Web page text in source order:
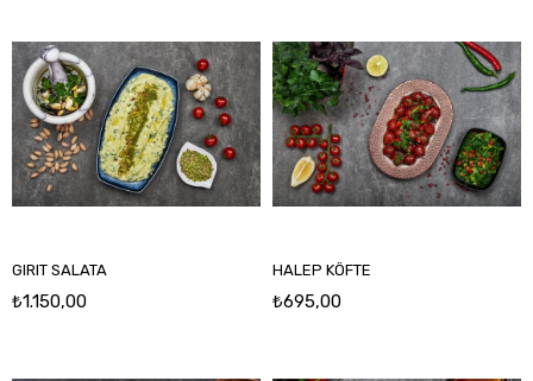
GIRIT SALATA
₺1.150,00
HALEP KÖFTE
₺695,00